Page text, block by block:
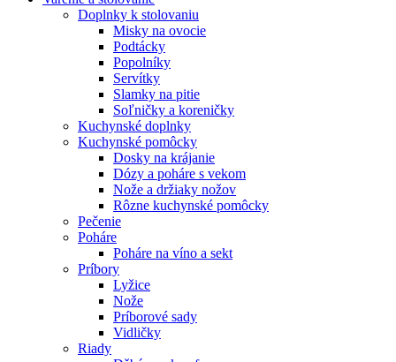
Doplnky k stolovaniu
Misky na ovocie
Podtácky
Popolníky
Servítky
Slamky na pitie
Soľničky a koreničky
Kuchynské doplnky
Kuchynské pomôcky
Dosky na krájanie
Dózy a poháre s vekom
Nože a držiaky nožov
Rôzne kuchynské pomôcky
Pečenie
Poháre
Poháre na víno a sekt
Príbory
Lyžice
Nože
Príborové sady
Vidličky
Riady